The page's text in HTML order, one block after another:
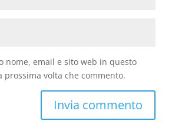
nome, email e sito web in questo
prossima volta che commento.